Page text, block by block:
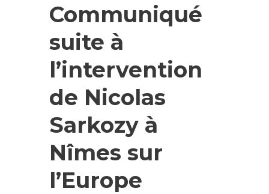
Communiqué
suite à
l’intervention
de Nicolas
Sarkozy à
Nîmes sur
l’Europe